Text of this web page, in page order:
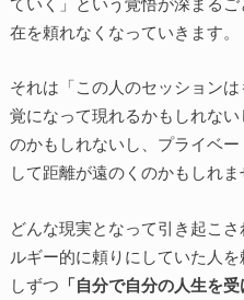
在を頼れなくなっていきます。
それは「この人のセッション
覚になって現れるかもしれな
のかもしれないし、プライベ
して距離が遠のくのかもしれま
どんな現実となって引き起こ
ルギー的に頼りにしていた人
しずつ 「自分で自分の人生を受